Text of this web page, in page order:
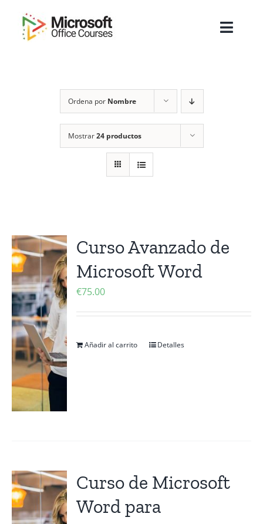
contenido
Sobre Nosotros
Cursos
Masters
Contactanos
Ordena por Nombre
Mostrar24 productos
Curso Avanzado de
Microsoft Word
€75.00
Añadir al carrito Detalles
Curso de Microsoft
Word para